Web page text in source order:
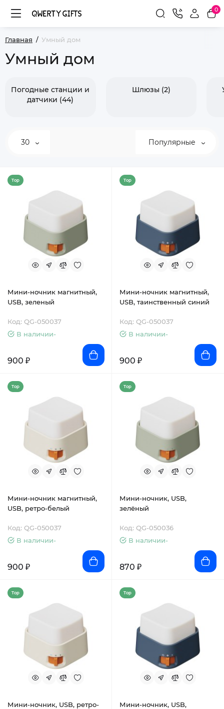
0
Главная Умный дом
Умный дом
Погодные станции и
датчики (44)
Шлюзы (2)
30 Популярные
Top
Мини-ночник магнитный,
USB, зеленый
Код: QG-050037
В наличии-
900 ₽
Top
Мини-ночник магнитный,
USB, таинственный синий
Код: QG-050037
В наличии-
900 ₽
Top
Мини-ночник магнитный,
USB, ретро-белый
Код: QG-050037
В наличии-
900 ₽
Top
Мини-ночник, USB,
зелёный
Код: QG-050036
В наличии-
870 ₽
Top
Мини-ночник, USB, ретро-
Top
Мини-ночник, USB,